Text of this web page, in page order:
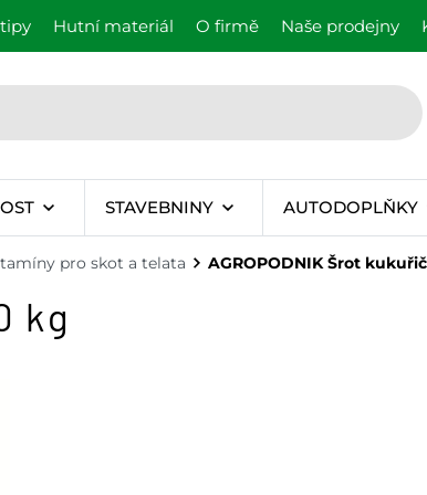
Hutní materiál O firmě Naše prodejny
STAVEBNINY AUTODOPLŇKY
pro skot a telata AGROPODNIK Šrot
kg